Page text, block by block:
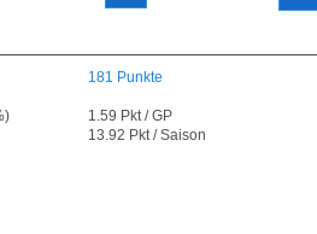
181 Punkte
1.59 Pkt / GP
13.92 Pkt / Saison